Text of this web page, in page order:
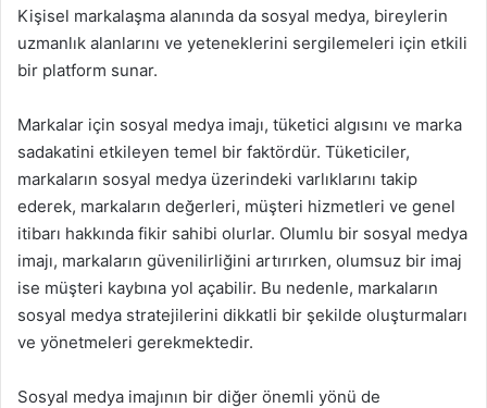
Kişisel markalaşma alanında da sosyal medya, bireylerin
uzmanlık alanlarını ve yeteneklerini sergilemeleri için etkili
bir platform sunar.
Markalar için sosyal medya imajı, tüketici algısını ve marka
sadakatini etkileyen temel bir faktördür. Tüketiciler,
markaların sosyal medya üzerindeki varlıklarını takip
ederek, markaların değerleri, müşteri hizmetleri ve genel
itibarı hakkında fikir sahibi olurlar. Olumlu bir sosyal medya
imajı, markaların güvenilirliğini artırırken, olumsuz bir imaj
ise müşteri kaybına yol açabilir. Bu nedenle, markaların
sosyal medya stratejilerini dikkatli bir şekilde oluşturmaları
ve yönetmeleri gerekmektedir.
Sosyal medya imajının bir diğer önemli yönü de